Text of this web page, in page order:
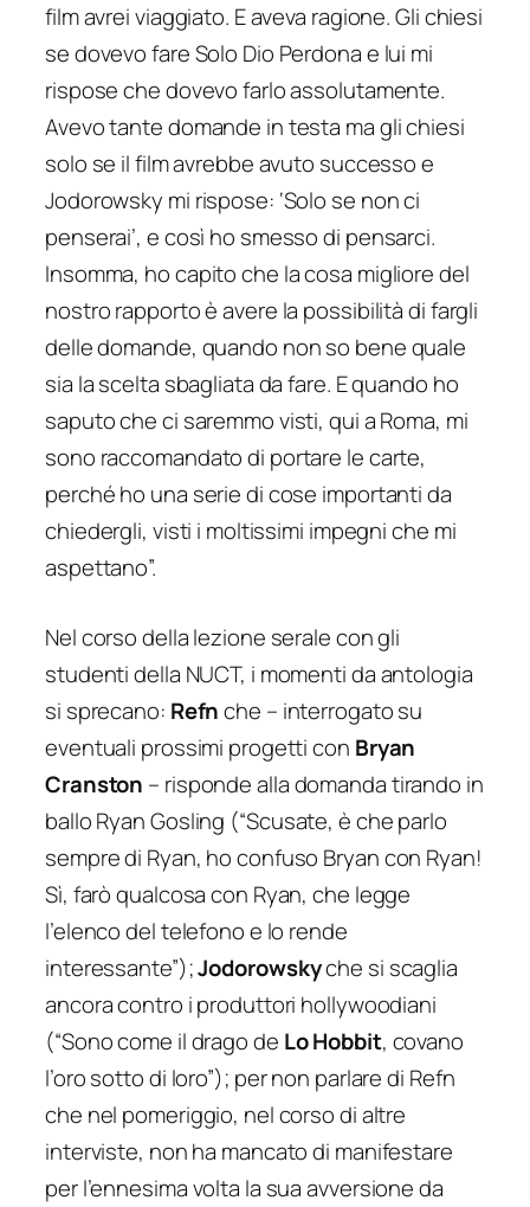
film avrei viaggiato. E aveva ragione. Gli chiesi
se dovevo fare Solo Dio Perdona e lui mi
rispose che dovevo farlo assolutamente.
Avevo tante domande in testa ma gli chiesi
solo se il film avrebbe avuto successo e
Jodorowsky mi rispose: ‘Solo se non ci
penserai’, e così ho smesso di pensarci.
Insomma, ho capito che la cosa migliore del
nostro rapporto è avere la possibilità di fargli
delle domande, quando non so bene quale
sia la scelta sbagliata da fare. E quando ho
saputo che ci saremmo visti, qui a Roma, mi
sono raccomandato di portare le carte,
perché ho una serie di cose importanti da
chiedergli, visti i moltissimi impegni che mi
aspettano”.
Nel corso della lezione serale con gli
studenti della NUCT, i momenti da antologia
si sprecano: Refnche – interrogato su
eventuali prossimi progetti con Bryan
Cranston – risponde alla domanda tirando in
ballo Ryan Gosling (“Scusate, è che parlo
sempre di Ryan, ho confuso Bryan con Ryan!
Sì, farò qualcosa con Ryan, che legge
l’elenco del telefono e lo rende
interessante”);Jodorowskyche si scaglia
ancora contro i produttori hollywoodiani
(“Sono come il drago de Lo Hobbit, covano
l’oro sotto di loro”); per non parlare di Refn
che nel pomeriggio, nel corso di altre
interviste, non ha mancato di manifestare
per l’ennesima volta la sua avversione da